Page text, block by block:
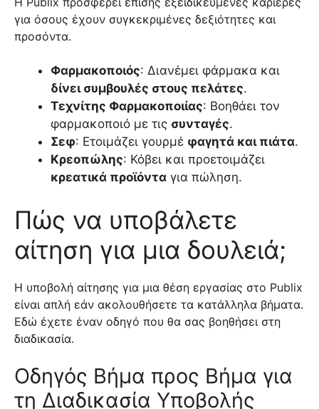
για όσους έχουν συγκεκριμένες δεξιότητες και
προσόντα.
Φαρμακοποιός: Διανέμει φάρμακα και
δίνει συμβουλές στους πελάτες.
Τεχνίτης Φαρμακοποιίας: Βοηθάει τον
φαρμακοποιό με τις συνταγές.
Σεφ: Ετοιμάζει γουρμέ φαγητά και πιάτα.
Κρεοπώλης: Κόβει και προετοιμάζει
κρεατικά προϊόντα για πώληση.
Πώς να υποβάλετε
αίτηση για μια δουλειά;
Η υποβολή αίτησης για μια θέση εργασίας στο Publix
είναι απλή εάν ακολουθήσετε τα κατάλληλα βήματα.
Εδώ έχετε έναν οδηγό που θα σας βοηθήσει στη
διαδικασία.
Οδηγός Βήμα προς Βήμα για
τη Διαδικασία Υποβολής